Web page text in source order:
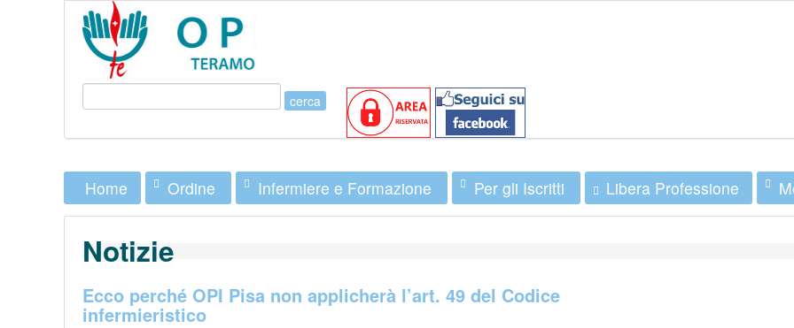
Home Ordine Infermiere e Formazione Per gli Iscritti Libera Professione
Notizie
Ecco perché OPI Pisa non applicherà l’art. 49 del Codice
infermieristico